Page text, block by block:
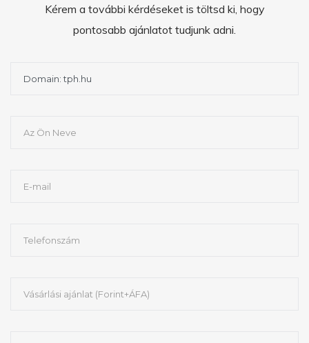
Kérem a további kérdéseket is töltsd ki, hogy
pontosabb ajánlatot tudjunk adni.